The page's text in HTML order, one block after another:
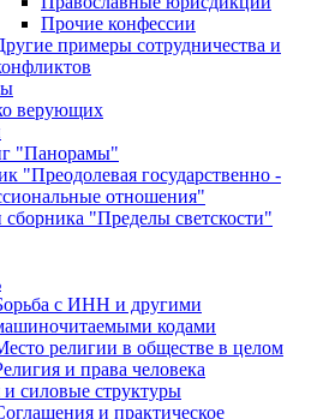
Прочие конфессии
примеры сотрудничества и
верующих
"Панорамы"
"Преодолевая государственно -
отношения"
сборника "Пределы светскости"
с ИНН и другими
кодами
религии в обществе в целом
и права человека
силовые структуры
и практическое